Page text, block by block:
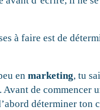
à faire est de
enmarketing, tu
de commencer
déterminer ton